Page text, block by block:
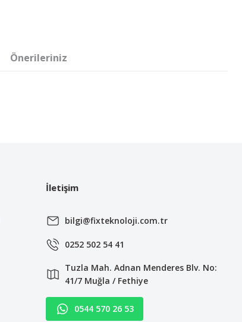
Önerileriniz
İletişim
bilgi@fixteknoloji.com.tr
0252 502 54 41
Tuzla Mah. Adnan Menderes Blv. No:
41/7 Muğla / Fethiye
0544 570 26 53